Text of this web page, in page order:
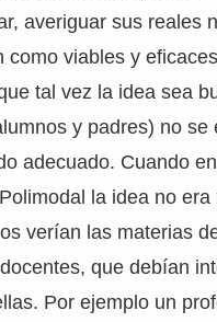
averiguar sus reales
como viables y
tal vez la idea sea
y padres) no
adecuado. Cuando
la idea no
verían las materias
que debían
Por ejemplo un